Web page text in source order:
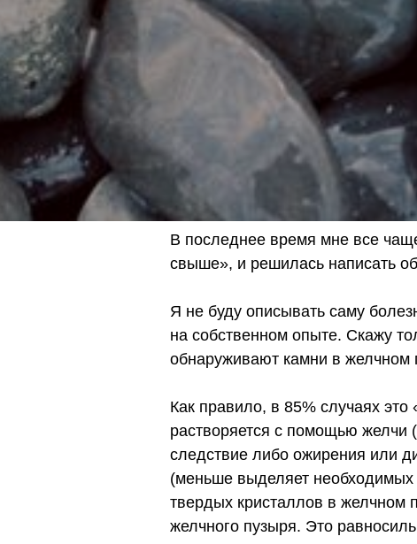
В последнее время мне все
свыше», и решилась написать
Я не буду описывать саму
на собственном опыте. Скажу
обнаруживают камни в желчном
Как правило, в 85% случаях
растворяется с помощью желчи
следствие либо ожирения или
(меньше выделяет необходимых
твердых кристаллов в желчном
желчного пузыря. Это